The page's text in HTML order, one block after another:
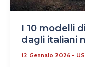
I 10 modelli
dagli italiani
12 Gennaio 2026 -